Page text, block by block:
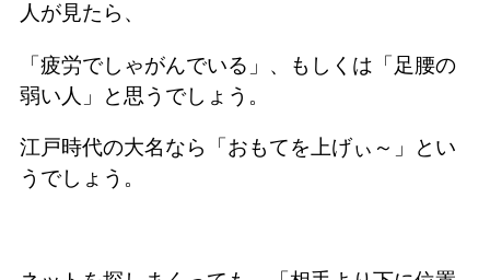
人が見たら、
「疲労でしゃがんでいる」、もしくは「足腰の
弱い人」と思うでしょう。
江戸時代の大名なら「おもてを上げぃ～」とい
うでしょう。